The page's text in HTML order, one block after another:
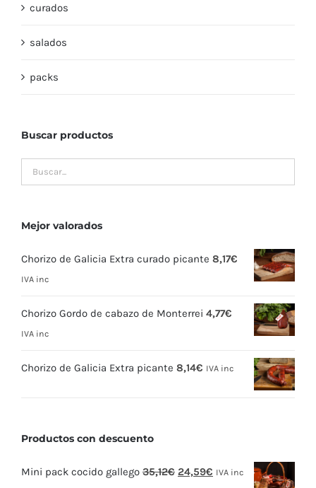
curados
salados
packs
Buscar productos
Mejor valorados
Chorizo de Galicia Extra curado picante 8,17€
IVA inc
Chorizo Gordo de cabazo de Monterrei 4,77€
IVA inc
Chorizo de Galicia Extra picante 8,14€ IVA inc
Productos con descuento
Mini pack cocido gallego 35,12€ El
24,59€ El
IVA inc